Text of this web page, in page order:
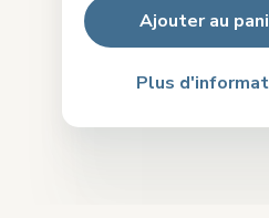
Ajouter au
Plus